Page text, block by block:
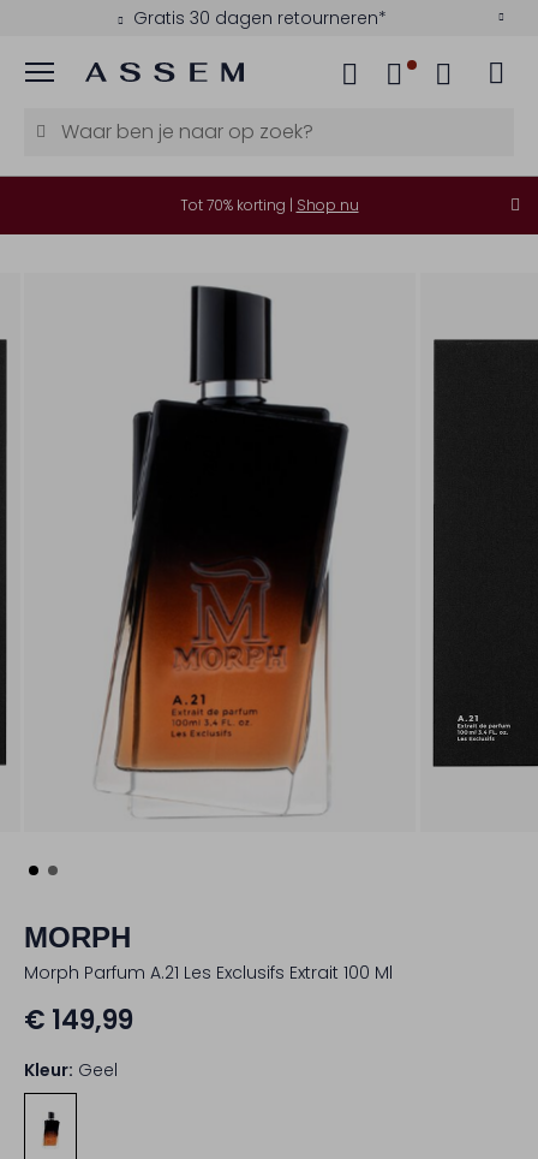
Gratis 30 dagen retourneren*
Menu
Tot 70% korting | Shop nu
MORPH
Morph Parfum A.21 Les Exclusifs Extrait 100 Ml
€ 149,99
Kleur: Geel